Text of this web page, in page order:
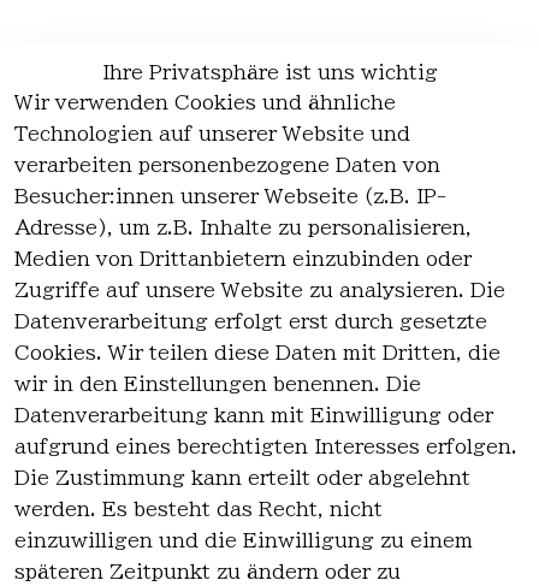
EU-Verantwortliche Person - klicken Sie
für Details
Ihre Privatsphäre ist uns wichtig
Wir verwenden Cookies und ähnliche
Technologien auf unserer Website und
verarbeiten personenbezogene Daten von
Besucher:innen unserer Webseite (z.B. IP-
Adresse), um z.B. Inhalte zu personalisieren,
Medien von Drittanbietern einzubinden oder
Zugriffe auf unsere Website zu analysieren. Die
Datenverarbeitung erfolgt erst durch gesetzte
Cookies. Wir teilen diese Daten mit Dritten, die
wir in den Einstellungen benennen. Die
Datenverarbeitung kann mit Einwilligung oder
aufgrund eines berechtigten Interesses erfolgen.
Die Zustimmung kann erteilt oder abgelehnt
werden. Es besteht das Recht, nicht
einzuwilligen und die Einwilligung zu einem
späteren Zeitpunkt zu ändern oder zu
es
AGB
Datenschutz
Kontakt
Kontakt
Registrieren